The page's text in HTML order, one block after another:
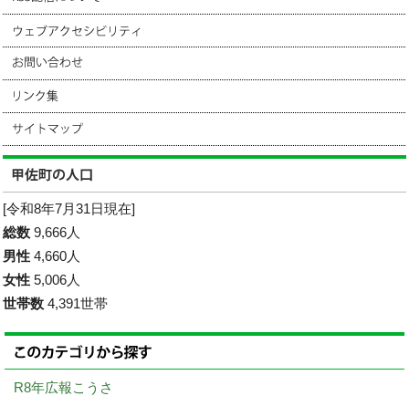
[令和8年7月31日現在]
総数 9,666人
男性 4,660人
女性 5,006人
世帯数 4,391世帯
R8年広報こうさ